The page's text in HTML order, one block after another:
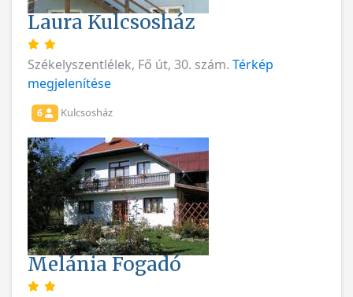
Laura Kulcsosház
Székelyszentlélek, Fő út, 30. szám. Térkép
megjelenítése
6 Kulcsosház
Melánia Fogadó